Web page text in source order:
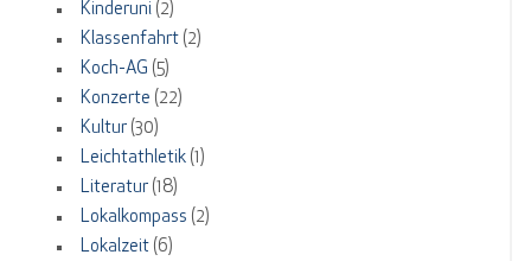
Kinderuni(2)
Klassenfahrt(2)
Koch-AG (5)
Konzerte (22)
Kultur(30)
Leichtathletik(1)
Literatur(18)
Lokalkompass (2)
Lokalzeit(6)